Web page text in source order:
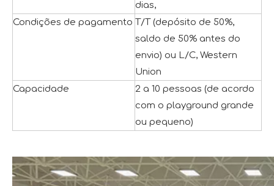
dias,
Condições de pagamento T/T (depósito de 50%,
saldo de 50% antes do
envio) ou L/C, Western
Union
Capacidade
2 a 10 pessoas (de acordo
com o playground grande
ou pequeno)